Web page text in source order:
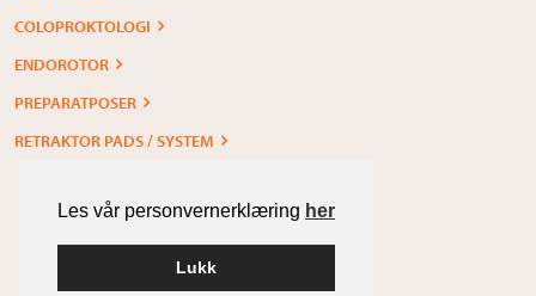
Les vår personvernerklæring her
Lukk
COLOPROKTOLOGI
ENDOROTOR
PREPARATPOSER
RETRAKTOR PADS / SYSTEM